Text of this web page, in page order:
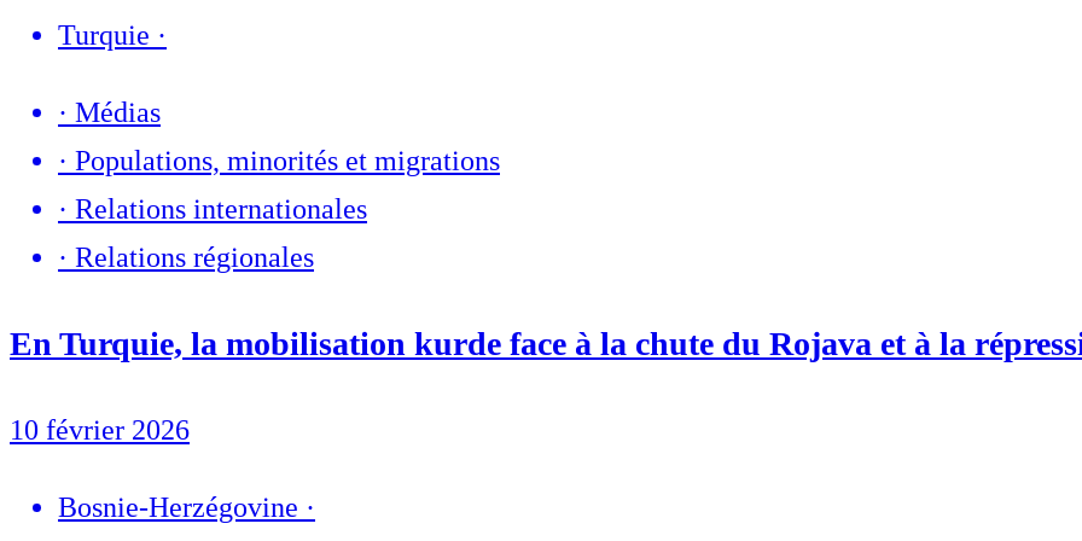
Turquie ·
· Médias
· Populations, minorités et migrations
· Relations internationales
· Relations régionales
En Turquie, la mobilisation kurde face à la chute du Rojava et à la
10 février 2026
Bosnie-Herzégovine ·